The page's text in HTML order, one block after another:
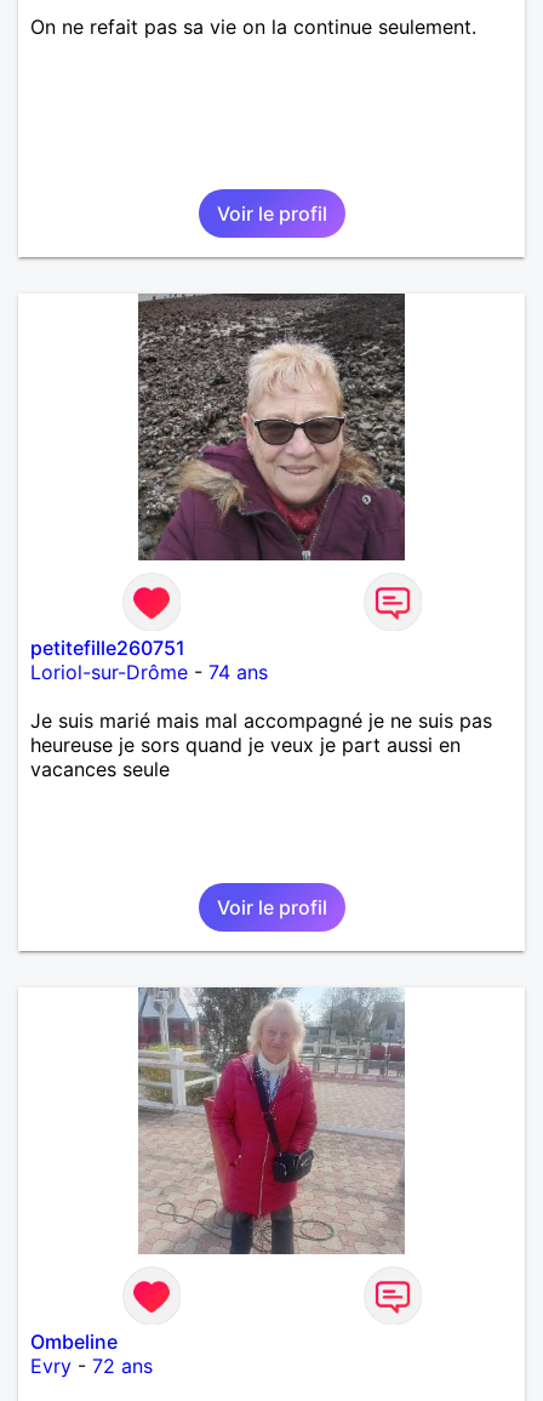
On ne refait pas sa vie on la continue seulement.
Voir le profil
petitefille260751
Loriol-sur-Drôme - 74 ans
Je suis marié mais mal accompagné je ne suis pas
heureuse je sors quand je veux je part aussi en
vacances seule
Voir le profil
Ombeline
Evry - 72 ans